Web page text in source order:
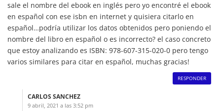
sale el nombre del ebook en inglés pero yo encontré el ebook
en español con ese isbn en internet y quisiera citarlo en
español…podría utilizar los datos obtenidos pero poniendo el
nombre del libro en español o es incorrecto? el caso concreto
que estoy analizando es ISBN: 978-607-315-020-0 pero tengo
varios similares para citar en español, muchas gracias!
RESPONDER
CARLOS SANCHEZ
9 abril, 2021 a las 3:52 pm